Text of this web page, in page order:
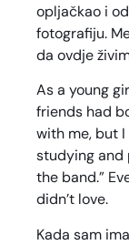
opljačkao i
fotografiju.
da ovdje
As a young
friends had
with me, but I
studying and
the band.”
didn’t love.
Kada sam